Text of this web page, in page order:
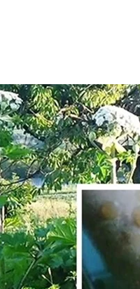
Ілюстративне фото
в
Interreg NEXT
ліквідувати
від поширення цієї
ручними
захисного
громади вже
причепів для